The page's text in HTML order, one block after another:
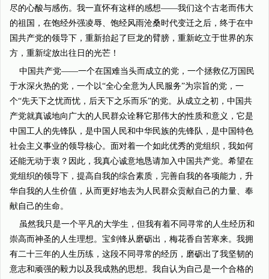
尽的心酸与感伤。我一直怀有这样的感想——我们这个古老而伟大
的祖国，在饱经外强凌辱、饱经风雨沧桑时代变迁之后，终于在中
国共产党的领导下，重新抬起了巨龙的臂膀，重新屹立于世界的东
方，重新绽放出往日的光芒！
中国共产党——一个在国难当头而成立的党，一个拯救亿万国民
于水深火热的党，一个以“全心全意为人民服务”为宗旨的党，一
个“先天下之忧而忧，后天下之乐而乐”的党。从成立之初，中国共
产党就真诚地向广大的人民群众诠释它那伟大的性质和意义，它是
中国工人的先锋队，是中国人民和中华民族的先锋队，是中国特色
社会主义事业的领导核心。面对着一个如此优秀的党组织，我如何
还能无动于衷？因此，我真心诚意地恳请加入中国共产党。希望在
党组织的领导下，提高自我的综合素质，完善自我的各项能力，升
华自我的人生价值，从而更好地去为人民群众贡献自己的力量、奉
献自己的生命。
虽然我只是一个平凡的大学生，但我有着不同寻常的人生经历和
崇高而神圣的人生理想。宝剑锋从磨砺出，梅花香自苦寒来。我拥
有二十三年的人生历练，这段不同寻常的经历，磨砺出了我坚韧的
意志和顽强的毅力以及我成熟的思想。我自认为自己是一个合格的